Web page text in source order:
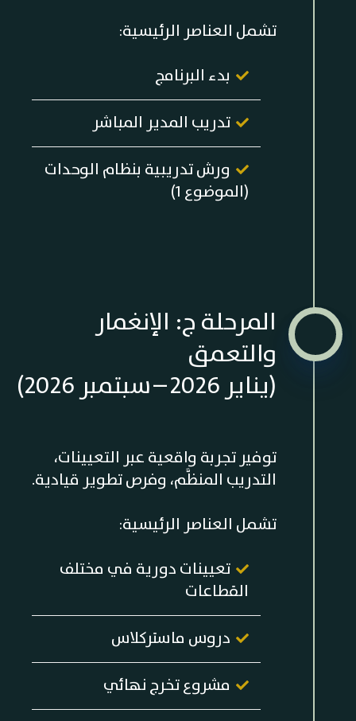
تشمل العناصر الرئيسية:
بدء البرنامج
تدريب المدير المباشر
ورش تدريبية بنظام الوحدات
(الموضوع 1)
المرحلة ج: الإنغمار
والتعمق
(يناير 2026 – سبتمبر 2026)
توفير تجربة واقعية عبر التعيينات،
التدريب المنظَّم، وفرص تطوير قيادية.
تشمل العناصر الرئيسية:
تعيينات دورية في مختلف
القطاعات
دروس ماستركلاس
مشروع تخرج نهائي